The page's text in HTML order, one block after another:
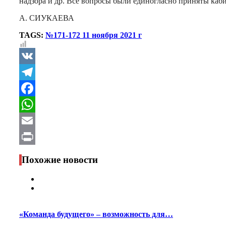
А. СИУКАЕВА
TAGS: №171-172 11 ноября 2021 г
VK
Telegram
Facebook
WhatsApp
Email
Print
Похожие новости
«Команда будущего» – возможность для…